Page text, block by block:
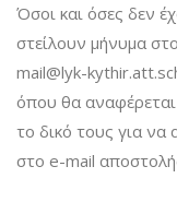
Όσοι και όσες δεν
στείλουν μήνυμα
mail@lyk-
όπου θα
το δικό τους για να
στο e-mail